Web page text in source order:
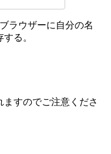
ラウザーに自分の名
る。
すのでご注意くださ